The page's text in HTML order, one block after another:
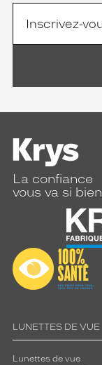
La confiance
vous va si bien
LUNETTES DE VUE
Lunettes de vue